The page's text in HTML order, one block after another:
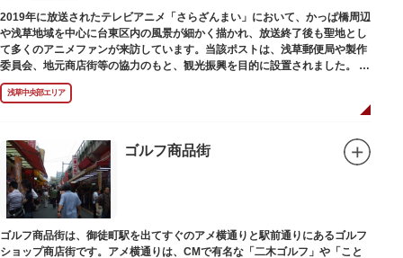
2019年に放送されたテレビアニメ「さらざんまい」において、かっぱ橋周辺
や浅草地域を中心に台東区内の風景が細かく描かれ、放送終了後も聖地とし
て多くのアニメファンが来訪しています。当該ポストは、浅草郵便局や製作
委員会、地元商店街等の協力のもと、観光振興を目的に設置されました。
<「さらざんまい」監督の幾原邦彦氏のコメント>
「実在する風景を舞台として制作したキャラクターたちが、このような形で
地域の方々にも受け入れていただけて大変嬉しいです。聖地巡礼のシンボル
設置年月日:令和3年3月10日
浅草中央部エリア
ゴルフ商品街
ゴルフ商品街は、御徒町駅を出てすぐのアメ横通りと駅前通りにあるゴルフ
ショップ商店街です。アメ横通りは、CMで有名な「二木ゴルフ」や「こと